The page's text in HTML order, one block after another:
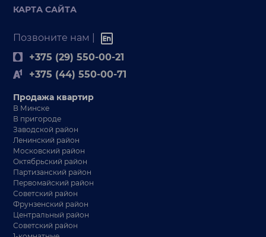
КАРТА САЙТА
Позвоните нам |
+375 (29) 550-00-21
+375 (44) 550-00-71
Продажа квартир
В Минске
В пригороде
Заводской район
Ленинский район
Московский район
Октябрьский район
Партизанский район
Первомайский район
Советский район
Фрунзенский район
Центральный район
Советский район